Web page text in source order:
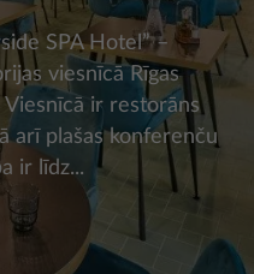
SPA Hotel” –
viesnīcā Rīgas
ir restorāns
arī plašas konferenču
ir līdz...